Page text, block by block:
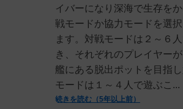
イバーになり深海で生存を
戦モードか協力モードを選
ます。対戦モードは２～６
き、それぞれのプレイヤー
艦にある脱出ポットを目指
モードは１～４人で遊ぶこ...
続きを読む（5年以上前）